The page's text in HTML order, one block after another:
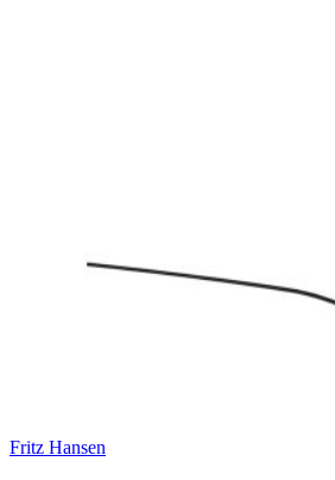
Fritz Hansen